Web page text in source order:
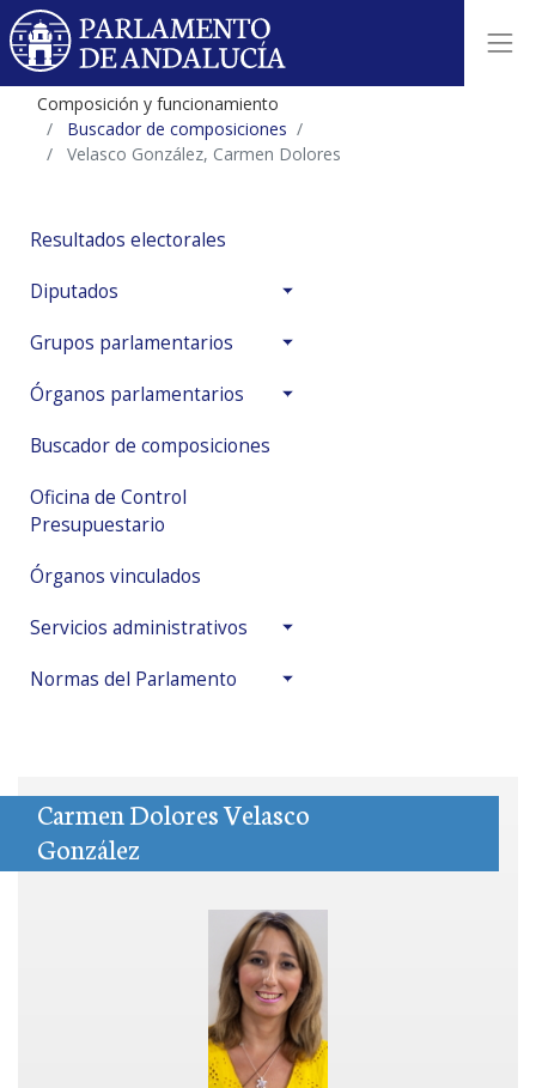
Composición y funcionamiento
Buscador de composiciones
Velasco González, Carmen Dolores
Resultados electorales
Diputados
Grupos parlamentarios
Órganos parlamentarios
Buscador de composiciones
Oficina de Control
Presupuestario
Órganos vinculados
Servicios administrativos
Normas del Parlamento
Carmen Dolores Velasco
González